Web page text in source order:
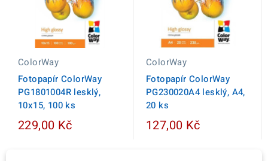
ColorWay
Fotopapír ColorWay
PG1801004R lesklý,
10x15, 100 ks
229,00 Kč
ColorWay
Fotopapír ColorWay
PG230020A4 lesklý, A4,
20 ks
127,00 Kč